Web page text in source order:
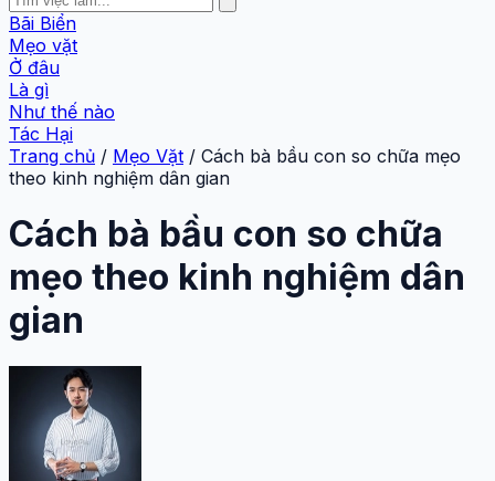
Bãi Biển
Mẹo vặt
Ở đâu
Là gì
Như thế nào
Tác Hại
Trang chủ / Mẹo Vặt / Cách bà bầu con so chữa mẹo
theo kinh nghiệm dân gian
Cách bà bầu con so chữa
mẹo theo kinh nghiệm dân
gian